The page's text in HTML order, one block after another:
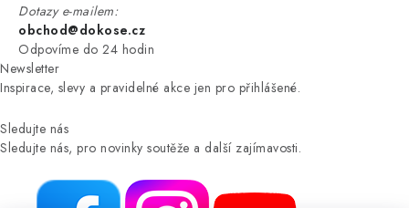
Dotazy e-mailem:
obchod@dokose.cz
Odpovíme do 24 hodin
Newsletter
Inspirace, slevy a pravidelné akce jen pro přihlášené.
Sledujte nás
Sledujte nás, pro novinky soutěže a další zajímavosti.